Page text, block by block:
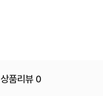
상품리뷰 0